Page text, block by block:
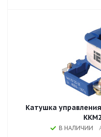
Катушка
В НАЛИЧИИ